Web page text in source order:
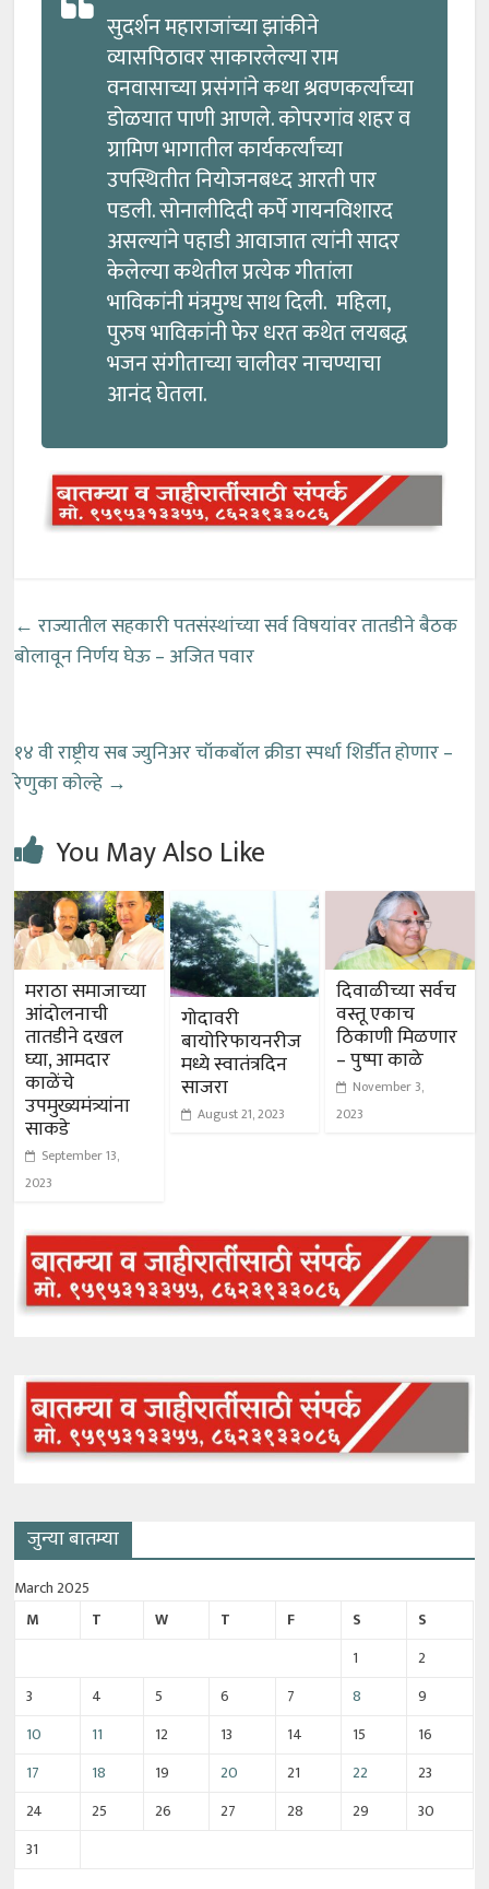
सुदर्शन महाराजांच्या झांकीने
व्यासपिठावर साकारलेल्या राम
वनवासाच्या प्रसंगांने कथा श्रवणकर्त्यांच्या
डोळयात पाणी आणले. कोपरगांव शहर व
ग्रामिण भागातील कार्यकर्त्यांच्या
उपस्थितीत नियोजनबध्द आरती पार
पडली. सोनालीदिदी कर्पे गायनविशारद
असल्यांने पहाडी आवाजात त्यांनी सादर
केलेल्या कथेतील प्रत्येक गीतांला
भाविकांनी मंत्रमुग्ध साथ दिली. महिला,
पुरुष भाविकांनी फेर धरत कथेत लयबद्ध
भजन संगीताच्या चालीवर नाचण्याचा
आनंद घेतला.
← राज्यातील सहकारी पतसंस्थांच्या सर्व विषयांवर तातडीने बैठक
बोलावून निर्णय घेऊ – अजित पवार
१४ वी राष्ट्रीय सब ज्युनिअर चॉकबॉल क्रीडा स्पर्धा शिर्डीत होणार –
रेणुका कोल्हे →
You May Also Like
मराठा समाजाच्या
आंदोलनाची
तातडीने दखल
घ्या, आमदार
काळेंचे
उपमुख्यमंत्र्यांना
साकडे
September 13,
2023
गोदावरी
बायोरिफायनरीज
मध्ये स्वातंत्रदिन
साजरा
August 21, 2023
दिवाळीच्या सर्वच
वस्तू एकाच
ठिकाणी मिळणार
– पुष्पा काळे
November 3,
2023
जुन्या बातम्या
March 2025
M
T W T F S
S
1
2
3
4 5 6 7 8
9
10
11 12 13 14 15
16
17
18 19 20 21 22
23
24
25 26 27 28 29
30
31